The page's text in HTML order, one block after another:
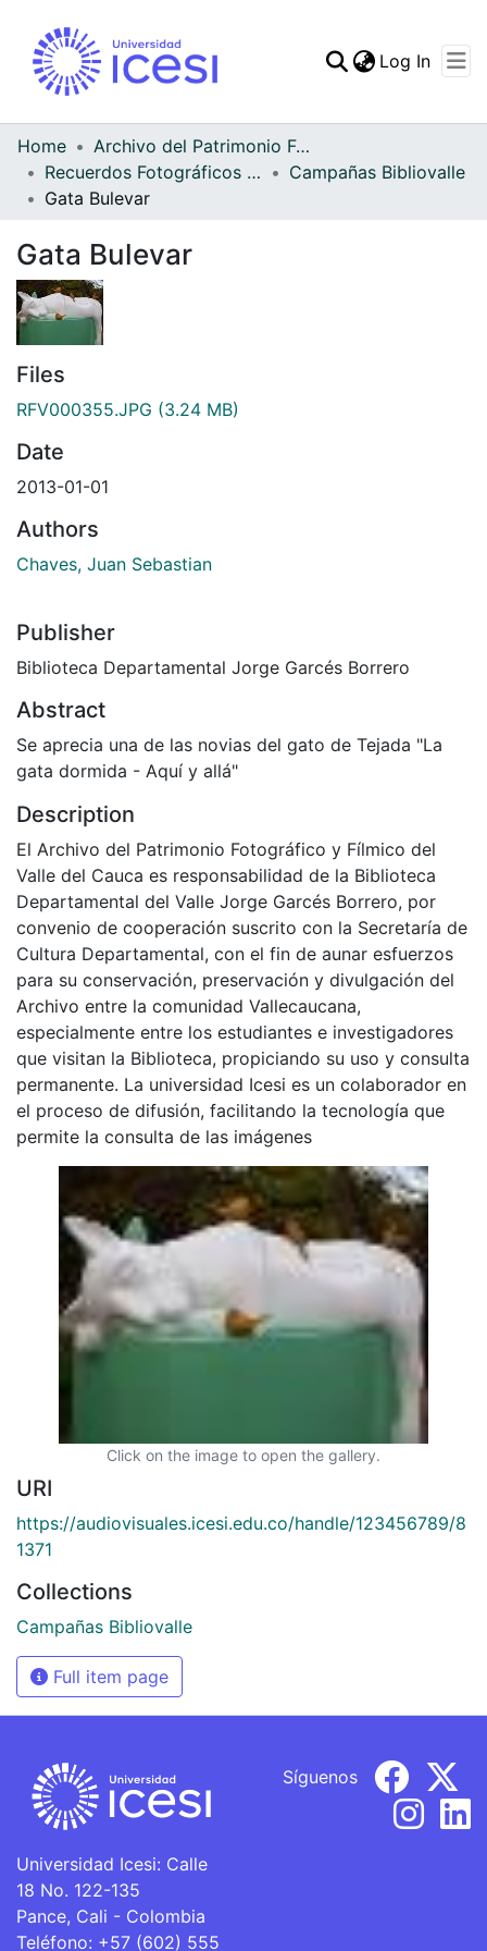
Statistics
Log In
Home
Archivo del Patrimonio Fotográfico y Fílmico del Valle del Cauca
Recuerdos Fotográficos Vallecaucanos
Campañas Bibliovalle
Gata Bulevar
Gata Bulevar
Files
RFV000355.JPG (3.24 MB)
Date
2013-01-01
Authors
Chaves, Juan Sebastian
Publisher
Biblioteca Departamental Jorge Garcés Borrero
Abstract
Se aprecia una de las novias del gato de Tejada "La
gata dormida - Aquí y allá"
Description
El Archivo del Patrimonio Fotográfico y Fílmico del
Valle del Cauca es responsabilidad de la Biblioteca
Departamental del Valle Jorge Garcés Borrero, por
convenio de cooperación suscrito con la Secretaría de
Cultura Departamental, con el fin de aunar esfuerzos
para su conservación, preservación y divulgación del
Archivo entre la comunidad Vallecaucana,
especialmente entre los estudiantes e investigadores
que visitan la Biblioteca, propiciando su uso y consulta
permanente. La universidad Icesi es un colaborador en
el proceso de difusión, facilitando la tecnología que
permite la consulta de las imágenes
Click on the image to open the gallery.
URI
https://audiovisuales.icesi.edu.co/handle/123456789/8
1371
Collections
Campañas Bibliovalle
Full item page
Universidad Icesi: Calle
18 No. 122-135
Pance, Cali - Colombia
Teléfono: +57 (602) 555
Síguenos